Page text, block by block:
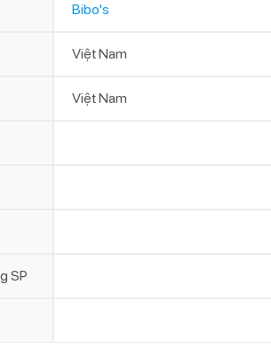
Bibo's
Việt Nam
Việt Nam
SP